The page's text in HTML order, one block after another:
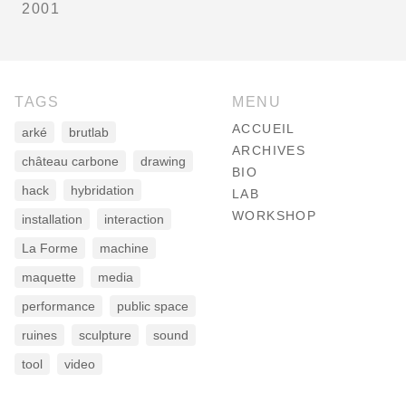
2001
TAGS
arké
brutlab
château carbone
drawing
hack
hybridation
installation
interaction
La Forme
machine
maquette
media
performance
public space
ruines
sculpture
sound
tool
video
MENU
ACCUEIL
ARCHIVES
BIO
LAB
WORKSHOP